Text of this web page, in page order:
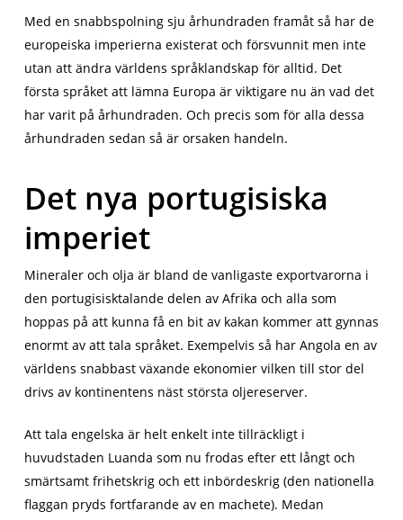
Med en snabbspolning sju århundraden framåt så har de
europeiska imperierna existerat och försvunnit men inte
utan att ändra världens språklandskap för alltid. Det
första språket att lämna Europa är viktigare nu än vad det
har varit på århundraden. Och precis som för alla dessa
århundraden sedan så är orsaken handeln.
Det nya portugisiska
imperiet
Mineraler och olja är bland de vanligaste exportvarorna i
den portugisisktalande delen av Afrika och alla som
hoppas på att kunna få en bit av kakan kommer att gynnas
enormt av att tala språket. Exempelvis så har Angola en av
världens snabbast växande ekonomier vilken till stor del
drivs av kontinentens näst största oljereserver.
Att tala engelska är helt enkelt inte tillräckligt i
huvudstaden Luanda som nu frodas efter ett långt och
smärtsamt frihetskrig och ett inbördeskrig (den nationella
flaggan pryds fortfarande av en machete). Medan